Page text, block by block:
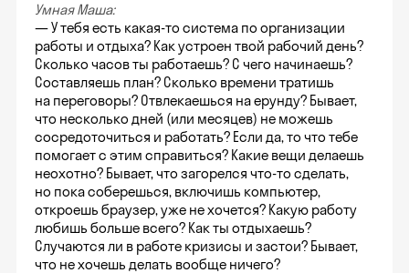
Умная Маша:
— У тебя есть какая-то система по организации
работы и отдыха? Как устроен твой рабочий день?
Сколько часов ты работаешь? С чего начинаешь?
Составляешь план? Сколько времени тратишь
на переговоры? Отвлекаешься на ерунду? Бывает,
что несколько дней (или месяцев) не можешь
сосредоточиться и работать? Если да, то что тебе
помогает с этим справиться? Какие вещи делаешь
неохотно? Бывает, что загорелся что-то сделать,
но пока соберешься, включишь компьютер,
откроешь браузер, уже не хочется? Какую работу
любишь больше всего? Как ты отдыхаешь?
Случаются ли в работе кризисы и застои? Бывает,
что не хочешь делать вообще ничего?